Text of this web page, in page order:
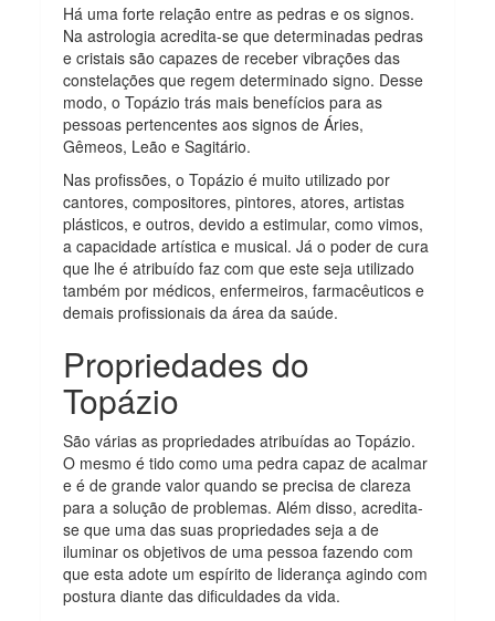
Há uma forte relação entre as pedras e os signos.
Na astrologia acredita-se que determinadas pedras
e cristais são capazes de receber vibrações das
constelações que regem determinado signo. Desse
modo, o Topázio trás mais benefícios para as
pessoas pertencentes aos signos de Áries,
Gêmeos, Leão e Sagitário.
Nas profissões, o Topázio é muito utilizado por
cantores, compositores, pintores, atores, artistas
plásticos, e outros, devido a estimular, como vimos,
a capacidade artística e musical. Já o poder de cura
que lhe é atribuído faz com que este seja utilizado
também por médicos, enfermeiros, farmacêuticos e
demais profissionais da área da saúde.
Propriedades do
Topázio
São várias as propriedades atribuídas ao Topázio.
O mesmo é tido como uma pedra capaz de acalmar
e é de grande valor quando se precisa de clareza
para a solução de problemas. Além disso, acredita-
se que uma das suas propriedades seja a de
iluminar os objetivos de uma pessoa fazendo com
que esta adote um espírito de liderança agindo com
postura diante das dificuldades da vida.